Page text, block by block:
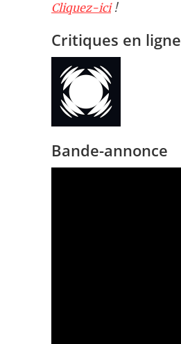
Cliquez-ici!
Critiques en ligne
Bande-annonce